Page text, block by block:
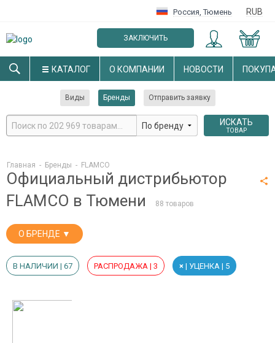
Россия,Тюмень RUB
ЗАКЛЮЧИТЬ
ОПТОВЫЙ ДОГОВОР
КАТАЛОГ О КОМПАНИИ НОВОСТИ
Виды Бренды Отправить заявку
ИСКАТЬ
ТОВАР
Главная - Бренды - FLAMCO
Официальный дистрибьютор
FLAMCO в Тюмени
88 товаров
О БРЕНДЕ ▼
В НАЛИЧИИ | 67 РАСПРОДАЖА | 3 × | УЦЕНКА | 5